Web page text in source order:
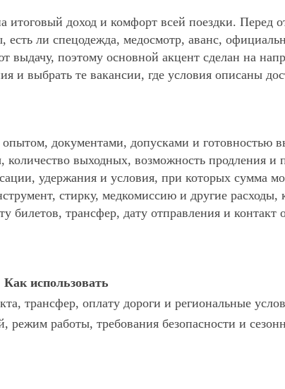
доход и комфорт всей поездки. Перед
ли спецодежда, медосмотр, аванс,
выдачу, поэтому основной акцент сделан на
и выбрать те вакансии, где условия описаны
документами, допусками и готовностью
выходных, возможность продления и
удержания и условия, при которых сумма
стирку, медкомиссию и другие расходы,
трансфер, дату отправления и контакт
Как использовать
трансфер, оплату дороги и региональные
работы, требования безопасности и